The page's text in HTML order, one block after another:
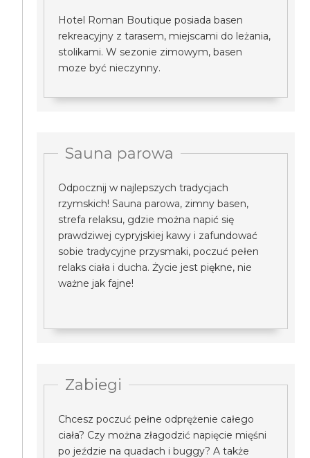
Hotel Roman Boutique posiada basen
rekreacyjny z tarasem, miejscami do leżania,
stolikami. W sezonie zimowym, basen
moze być nieczynny.
Sauna parowa
Odpocznij w najlepszych tradycjach
rzymskich! Sauna parowa, zimny basen,
strefa relaksu, gdzie można napić się
prawdziwej cypryjskiej kawy i zafundować
sobie tradycyjne przysmaki, poczuć pełen
relaks ciała i ducha. Życie jest piękne, nie
ważne jak fajne!
Zabiegi
Chcesz poczuć pełne odprężenie całego
ciała? Czy można złagodzić napięcie mięśni
po jeździe na quadach i buggy? A także